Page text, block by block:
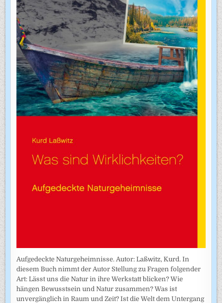
Aufgedeckte Naturgeheimnisse. Autor: Laßwitz, Kurd. In
diesem Buch nimmt der Autor Stellung zu Fragen folgender
Art: Lässt uns die Natur in ihre Werkstatt blicken? Wie
hängen Bewusstsein und Natur zusammen? Was ist
unvergänglich in Raum und Zeit? Ist die Welt dem Untergang